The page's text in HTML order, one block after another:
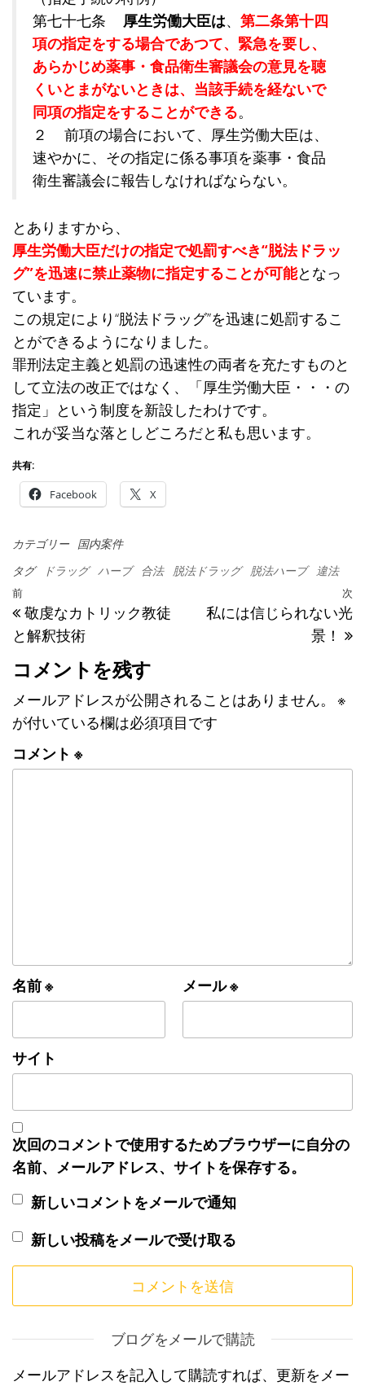
第七十七条 厚生労働大臣は、 第二条第十四
項の指定をする場合であつて、緊急を要し、
あらかじめ薬事・食品衛生審議会の意見を聴
くいとまがないときは、当該手続を経ないで
同項の指定をすることができる。
２ 前項の場合において、厚生労働大臣は、
速やかに、その指定に係る事項を薬事・食品
衛生審議会に報告しなければならない。
とありますから、
厚生労働大臣だけの指定で処罰すべき“脱法ドラッ
グ”を迅速に禁止薬物に指定することが可能となっ
ています。
この規定により“脱法ドラッグ”を迅速に処罰するこ
とができるようになりました。
罪刑法定主義と処罰の迅速性の両者を充たすものと
して立法の改正ではなく、「厚生労働大臣・・・の
指定」という制度を新設したわけです。
これが妥当な落としどころだと私も思います。
共有:
Facebook X
カテゴリー 国内案件
タグ
ドラッグ ハーブ 合法 脱法ドラッグ 脱法ハーブ 違法
投稿ナビゲーション
過去の投稿
前
敬虔なカトリック教徒
と解釈技術
次
私には信じられない光
景！
コメントを残す
メールアドレスが公開されることはありません。
※
が付いている欄は必須項目です
コメント ※
名前※ メール※
サイト
次回のコメントで使用するためブラウザーに自分の
名前、メールアドレス、サイトを保存する。
新しいコメントをメールで通知
新しい投稿をメールで受け取る
ブログをメールで購読
メールアドレスを記入して購読すれば、更新をメー